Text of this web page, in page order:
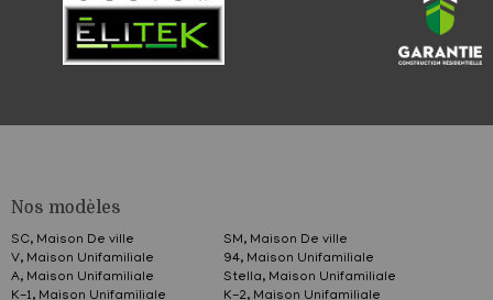
Nos modèles
SC, Maison De ville
SM, Maison De ville
V, Maison Unifamiliale
94, Maison Unifamiliale
A, Maison Unifamiliale
Stella, Maison Unifamiliale
K-1, Maison Unifamiliale
K-2, Maison Unifamiliale